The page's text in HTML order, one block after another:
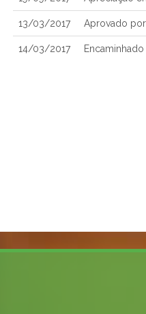
13/03/2017 Aprovado
14/03/2017